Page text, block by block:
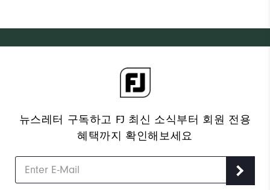
뉴스레터 구독하고 FJ 최신 소식부터 회원 전용
혜택까지 확인해보세요